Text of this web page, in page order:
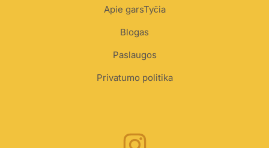
Apie garsTyčia
Blogas
Paslaugos
Privatumo politika